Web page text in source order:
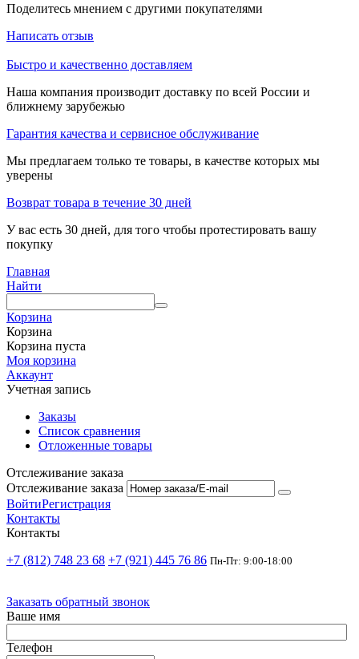
Поделитесь мнением с другими покупателями
Написать отзыв
Быстро и качественно доставляем
Наша компания производит доставку по всей России и
ближнему зарубежью
Гарантия качества и сервисное обслуживание
Мы предлагаем только те товары, в качестве которых мы
уверены
Возврат товара в течение 30 дней
У вас есть 30 дней, для того чтобы протестировать вашу
покупку
Главная
Найти
Корзина
Корзина
Корзина пуста
Моя корзина
Аккаунт
Учетная запись
Заказы
Список сравнения
Отложенные товары
Отслеживание заказа
Отслеживание заказа
ВойтиРегистрация
Контакты
Контакты
+7 (812) 748 23 68 +7 (921) 445 76 86 Пн-Пт: 9:00-18:00
Заказать обратный звонок
Ваше имя
Телефон